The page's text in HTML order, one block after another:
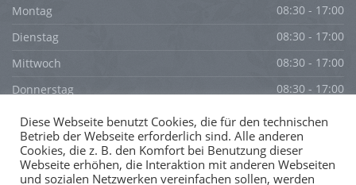
Montag 08:30 - 17:00
Dienstag 08:30 - 17:00
Mittwoch 08:30 - 17:00
Donnerstag 08:30 - 17:00
Freitag 08:30 - 17:00
Samstag GESCHLOSSEN
Sonntag GESCHLOSSEN
Diese Webseite benutzt Cookies, die für den technischen
Betrieb der Webseite erforderlich sind. Alle anderen
Cookies, die z. B. den Komfort bei Benutzung dieser
Webseite erhöhen, die Interaktion mit anderen Webseiten
und sozialen Netzwerken vereinfachen sollen, werden